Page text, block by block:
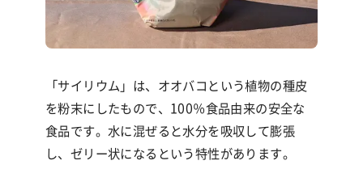
「サイリウム」は、オオバコという植物の種皮
を粉末にしたもので、
100％食品由来の安全な
食品です。水に混ぜると水分を吸収して膨張
し、ゼリー状になるという特性があります。